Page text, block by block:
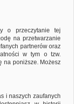
o przeczytanie tej
na przetwarzanie
partnerów oraz
w tym o tzw.
na poniższe. Możesz
i naszych zaufanych